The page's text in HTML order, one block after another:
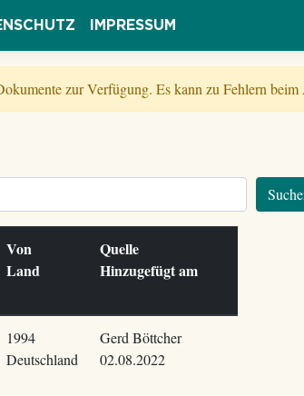
IMPRESSUM
zur Verfügung. Es kann zu Fehlern
Von
Land
Quelle
Hinzugefügt am
1994
Deutschland
Gerd Böttcher
02.08.2022